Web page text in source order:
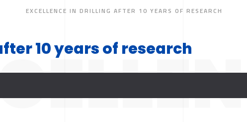
EXCELLENCE IN DRILLING AFTER 10 YEARS OF RESEARCH
10 years of research